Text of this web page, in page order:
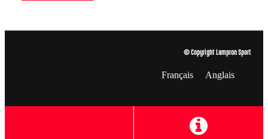
© Copyright Lampron Sport
Français Anglais